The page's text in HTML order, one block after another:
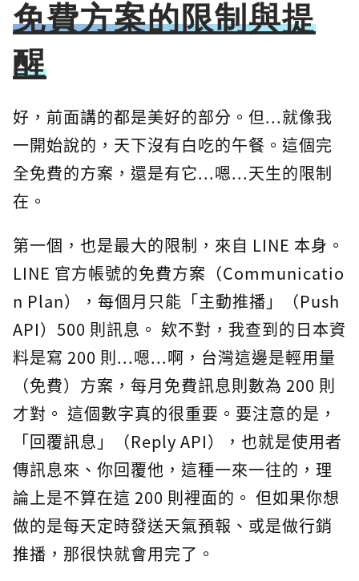
免費方案的限制與提
醒
好，前面講的都是美好的部分。但...就像我
一開始說的，天下沒有白吃的午餐。這個完
全免費的方案，還是有它...嗯...天生的限制
在。
第一個，也是最大的限制，來自 LINE 本身。
LINE 官方帳號的免費方案（Communicatio
n Plan），每個月只能「主動推播」（Push
API）500 則訊息。 欸不對，我查到的日本資
料是寫 200 則...嗯...啊，台灣這邊是輕用量
（免費）方案，每月免費訊息則數為 200 則
才對。 這個數字真的很重要。要注意的是，
「回覆訊息」（Reply API），也就是使用者
傳訊息來、你回覆他，這種一來一往的，理
論上是不算在這 200 則裡面的。 但如果你想
做的是每天定時發送天氣預報、或是做行銷
推播，那很快就會用完了。